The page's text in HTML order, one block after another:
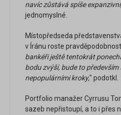
navíc zůstává spíše
jednomyslné.
Místopředseda
v Íránu roste
bankéři ještě tentokrát
bodu zvýší, bude to
nepopulárními kroky," podotkl.
Portfolio manažer Cyrrusu
sazeb nepřistoupí, a to i přes